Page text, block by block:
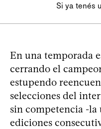
Si ya tenés
En una temporada
cerrando el
estupendo
selecciones del
sin competencia -la
ediciones